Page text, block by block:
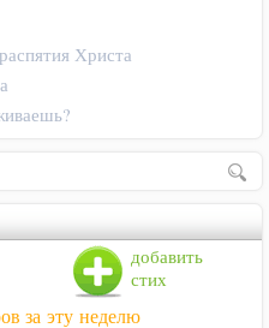
Христа
добавить
стих
за эту неделю